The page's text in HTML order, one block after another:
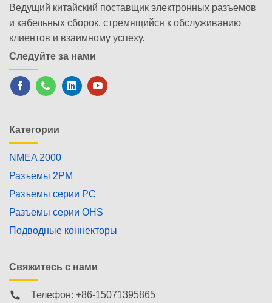
Ведущий китайский поставщик электронных разъемов
и кабельных сборок, стремящийся к обслуживанию
клиентов и взаимному успеху.
Следуйте за нами
Категории
NMEA 2000
Разъемы 2PM
Разъемы серии PC
Разъемы серии OHS
Подводные коннекторы
Свяжитесь с нами
Телефон: +86-15071395865